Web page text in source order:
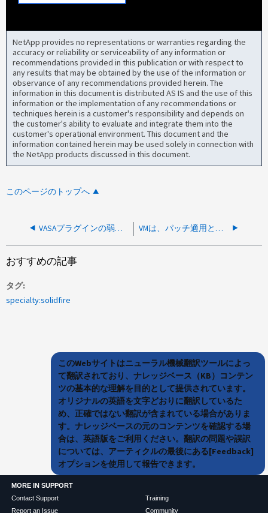
NetApp provides no representations or warranties regarding the
accuracy or reliability or serviceability of any information or
recommendations provided in this publication or with respect to
any results that may be obtained by the use of the information or
observance of any recommendations provided herein. The
information in this document is distributed AS IS and the use of this
information or the implementation of any recommendations or
techniques herein is a customer's responsibility and depends on
the customer's ability to evaluate and integrate them into the
customer's operational environment. This document and the
information contained herein may be used solely in connection with
the NetApp products discussed in this document.
このページのトップへ
VASAプラグインの弱い署名アルゴリズムにより、vCenter Server 8.0へのアップグレードが失敗する VMは、パッチ適用と再起動のメンテナンス時間中にハングします
おすすめの記事
タグ
specialty:solidfire
このWebサイトはニューラル機械翻訳ツールによっ
て翻訳されており、ナレッジベース（KB）コンテン
ツの基本的な理解を目的として提供されています。
オリジナルの英語を文字どおりに翻訳しているた
め、正確ではない翻訳が含まれている場合がありま
す。ナレッジベースの元のコンテンツを確認する場
合は、英語版をご利用ください。翻訳の問題や誤訳
については、アーティクルの最後にある[Feedback]
オプションを使用して報告できます。
MORE IN SUPPORT
Contact Support
Report an Issue
Training
Community